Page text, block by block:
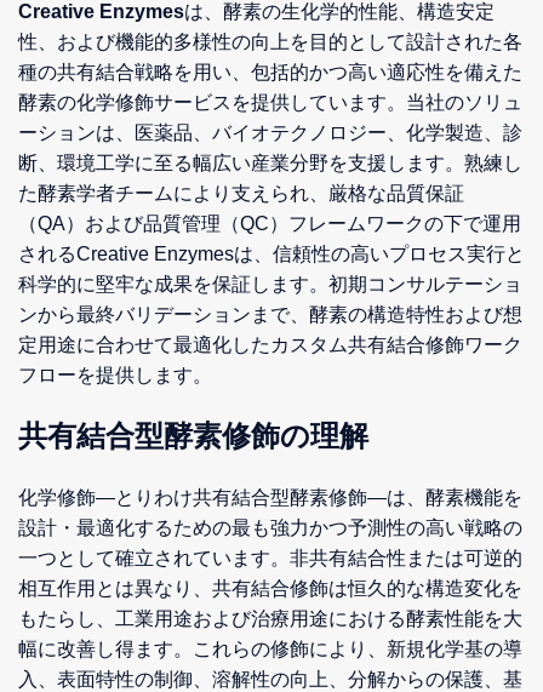
Creative Enzymesは、酵素の生化学的性能、構造安定
性、および機能的多様性の向上を目的として設計された各
種の共有結合戦略を用い、包括的かつ高い適応性を備えた
酵素の化学修飾サービスを提供しています。当社のソリュ
ーションは、医薬品、バイオテクノロジー、化学製造、診
断、環境工学に至る幅広い産業分野を支援します。熟練し
た酵素学者チームにより支えられ、厳格な品質保証
（QA）および品質管理（QC）フレームワークの下で運用
されるCreative Enzymesは、信頼性の高いプロセス実行と
科学的に堅牢な成果を保証します。初期コンサルテーショ
ンから最終バリデーションまで、酵素の構造特性および想
定用途に合わせて最適化したカスタム共有結合修飾ワーク
フローを提供します。
共有結合型酵素修飾の理解
化学修飾—とりわけ共有結合型酵素修飾—は、酵素機能を
設計・最適化するための最も強力かつ予測性の高い戦略の
一つとして確立されています。非共有結合性または可逆的
相互作用とは異なり、共有結合修飾は恒久的な構造変化を
もたらし、工業用途および治療用途における酵素性能を大
幅に改善し得ます。これらの修飾により、新規化学基の導
入、表面特性の制御、溶解性の向上、分解からの保護、基